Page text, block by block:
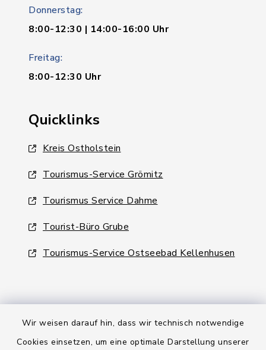
Wir weisen darauf hin, dass wir technisch notwendige
Cookies einsetzen, um eine optimale Darstellung unserer
Donnerstag:
8:00-12:30 | 14:00-16:00 Uhr
Freitag:
8:00-12:30 Uhr
Quicklinks
Kreis Ostholstein
Tourismus-Service Grömitz
Tourismus Service Dahme
Tourist-Büro Grube
Tourismus-Service Ostseebad Kellenhusen
Kontakt